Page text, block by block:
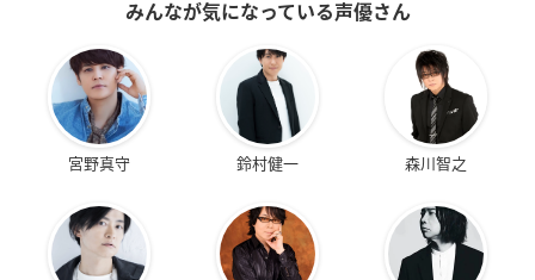
みんなが気になっている声優さん
宮野真守 鈴村健一 森川智之